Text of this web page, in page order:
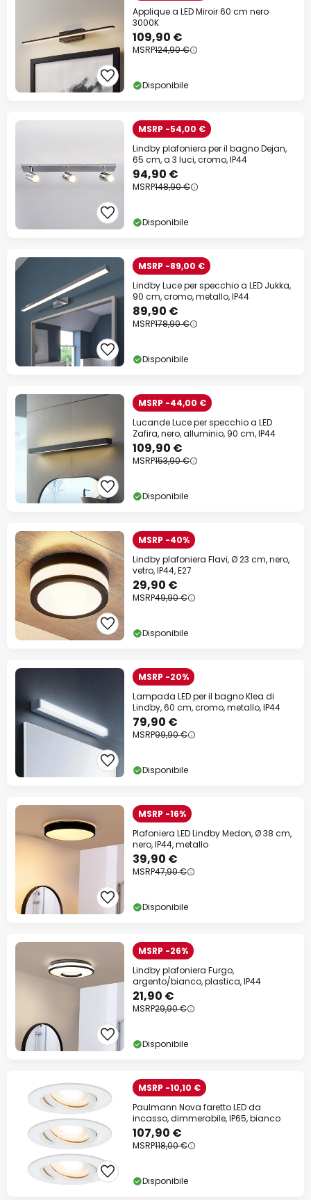
Applique a LED Miroir 60 cm nero
3000K
109,90 €
MSRP124,90 €
Disponibile
MSRP -54,00 €
Lindby plafoniera per il bagno Dejan,
65 cm, a 3 luci, cromo, IP44
94,90 €
MSRP148,90 €
Disponibile
MSRP -89,00 €
Lindby Luce per specchio a LED Jukka,
90 cm, cromo, metallo, IP44
89,90 €
MSRP178,90 €
Disponibile
MSRP -44,00 €
Lucande Luce per specchio a LED
Zafira, nero, alluminio, 90 cm, IP44
109,90 €
MSRP153,90 €
Disponibile
MSRP -40%
Lindby plafoniera Flavi, Ø 23 cm, nero,
vetro, IP44, E27
29,90 €
MSRP49,90 €
Disponibile
MSRP -20%
Lampada LED per il bagno Klea di
Lindby, 60 cm, cromo, metallo, IP44
79,90 €
MSRP99,90 €
Disponibile
MSRP -16%
Plafoniera LED Lindby Medon, Ø 38 cm,
nero, IP44, metallo
39,90 €
MSRP47,90 €
Disponibile
MSRP -26%
Lindby plafoniera Furgo,
argento/bianco, plastica, IP44
21,90 €
MSRP29,90 €
Disponibile
MSRP -10,10 €
Paulmann Nova faretto LED da
incasso, dimmerabile, IP65, bianco
107,90 €
MSRP118,00 €
Disponibile